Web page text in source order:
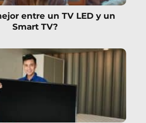
entre un TV LED y un
Smart TV?